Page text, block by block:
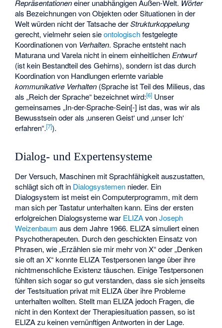
Repräsentationeneiner unabhängigen Außen-Welt. Wörter
als Bezeichnungen von Objekten oder Situationen in der
Welt würden nicht der Tatsache derStrukturkoppelung
gerecht, vielmehr seien sieontologischfestgelegte
Koordinationen von Verhalten. Sprache entsteht nach
Maturana und Varela nicht in einem einheitlichenEntwurf
(ist kein Bestandteil des Gehirns), sondern ist das durch
Koordination von Handlungen erlernte variable
kommunikative Verhalten (Sprache ist Teil des Milieus, das
als „Reich der Sprache“ bezeichnet wird:[6] Unser
gemeinsames „In-der-Sprache-Sein[-] ist das, was wir als
Bewusstsein oder als ‚unseren Geist‘ und ‚unser Ich‘
erfahren“.[7]).
Dialog- und Expertensysteme
Der Versuch, Maschinen mit Sprachfähigkeit auszustatten,
schlägt sich oft in Dialogsystemen nieder. Ein
Dialogsystem ist meist ein Computerprogramm, mit dem
man sich per Tastatur unterhalten kann. Eins der ersten
erfolgreichen Dialogsysteme war ELIZAvonJoseph
Weizenbaum aus dem Jahre 1966. ELIZA simuliert einen
Psychotherapeuten. Durch den geschickten Einsatz von
Phrasen, wie „Erzählen sie mir mehr von X“ oder „Denken
sie oft an X“ konnte ELIZA Testpersonen lange über ihre
nichtmenschliche Existenz täuschen. Einige Testpersonen
fühlten sich sogar so gut verstanden, dass sie sich jenseits
der Testsituation privat mit ELIZA über ihre Probleme
unterhalten wollten. Stellt man ELIZA jedoch Fragen, die
nicht in den Kontext der Therapiesituation passen, so ist
ELIZA zu keinen vernünftigen Antworten in der Lage.